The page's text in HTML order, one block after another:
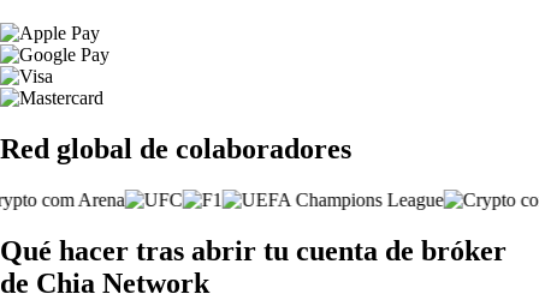
Red global de colaboradores
Qué hacer tras abrir tu cuenta de bróker
de Chia Network